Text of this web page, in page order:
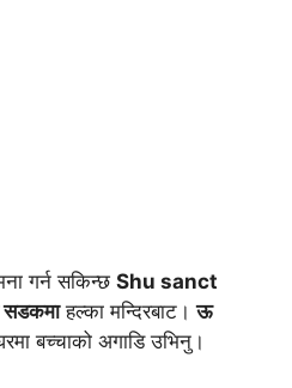
गर्न सकिन्छ Shu sanct
सडकमाहल्का मन्दिरबाट।ऊ
बच्चाको अगाडि उभिनु।